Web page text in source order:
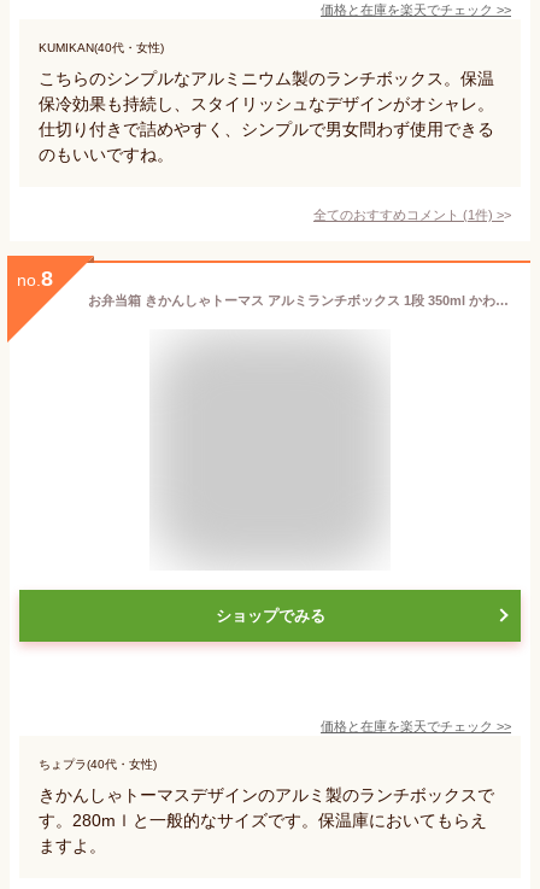
価格と在庫を楽天でチェック >>
KUMIKAN(40代・女性)
こちらのシンプルなアルミニウム製のランチボックス。保温
保冷効果も持続し、スタイリッシュなデザインがオシャレ。
仕切り付きで詰めやすく、シンプルで男女問わず使用できる
のもいいですね。
全てのおすすめコメント (1件) >
no. 8
お弁当箱 きかんしゃトーマス アルミランチボックス 1段 350ml かわいい 弁当箱 幼稚園 園児 男子 子供 幼児 遠足 お弁当 保温庫 トーマス アルミ 子供用弁当箱
ショップでみる
価格と在庫を楽天でチェック >>
ちょプラ(40代・女性)
きかんしゃトーマスデザインのアルミ製のランチボックスで
す。280mｌと一般的なサイズです。保温庫においてもらえ
ますよ。